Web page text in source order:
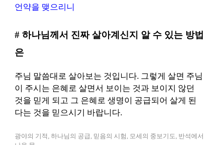
언약을 맺으리니
# 하나님께서 진짜 살아계신지 알 수 있는 방법
은
주님 말씀대로 살아보는 것입니다. 그렇게 살면 주님
이 주시는 은혜로 살면서 보이는 것과 보이지 않던
것을 믿게 되고 그 은혜로 생명이 공급되어 살게 된
다는 것을 믿으시기 바랍니다.
광야의 기적, 하나님의 공급, 믿음의 시험, 모세의 중보기도, 반석에서